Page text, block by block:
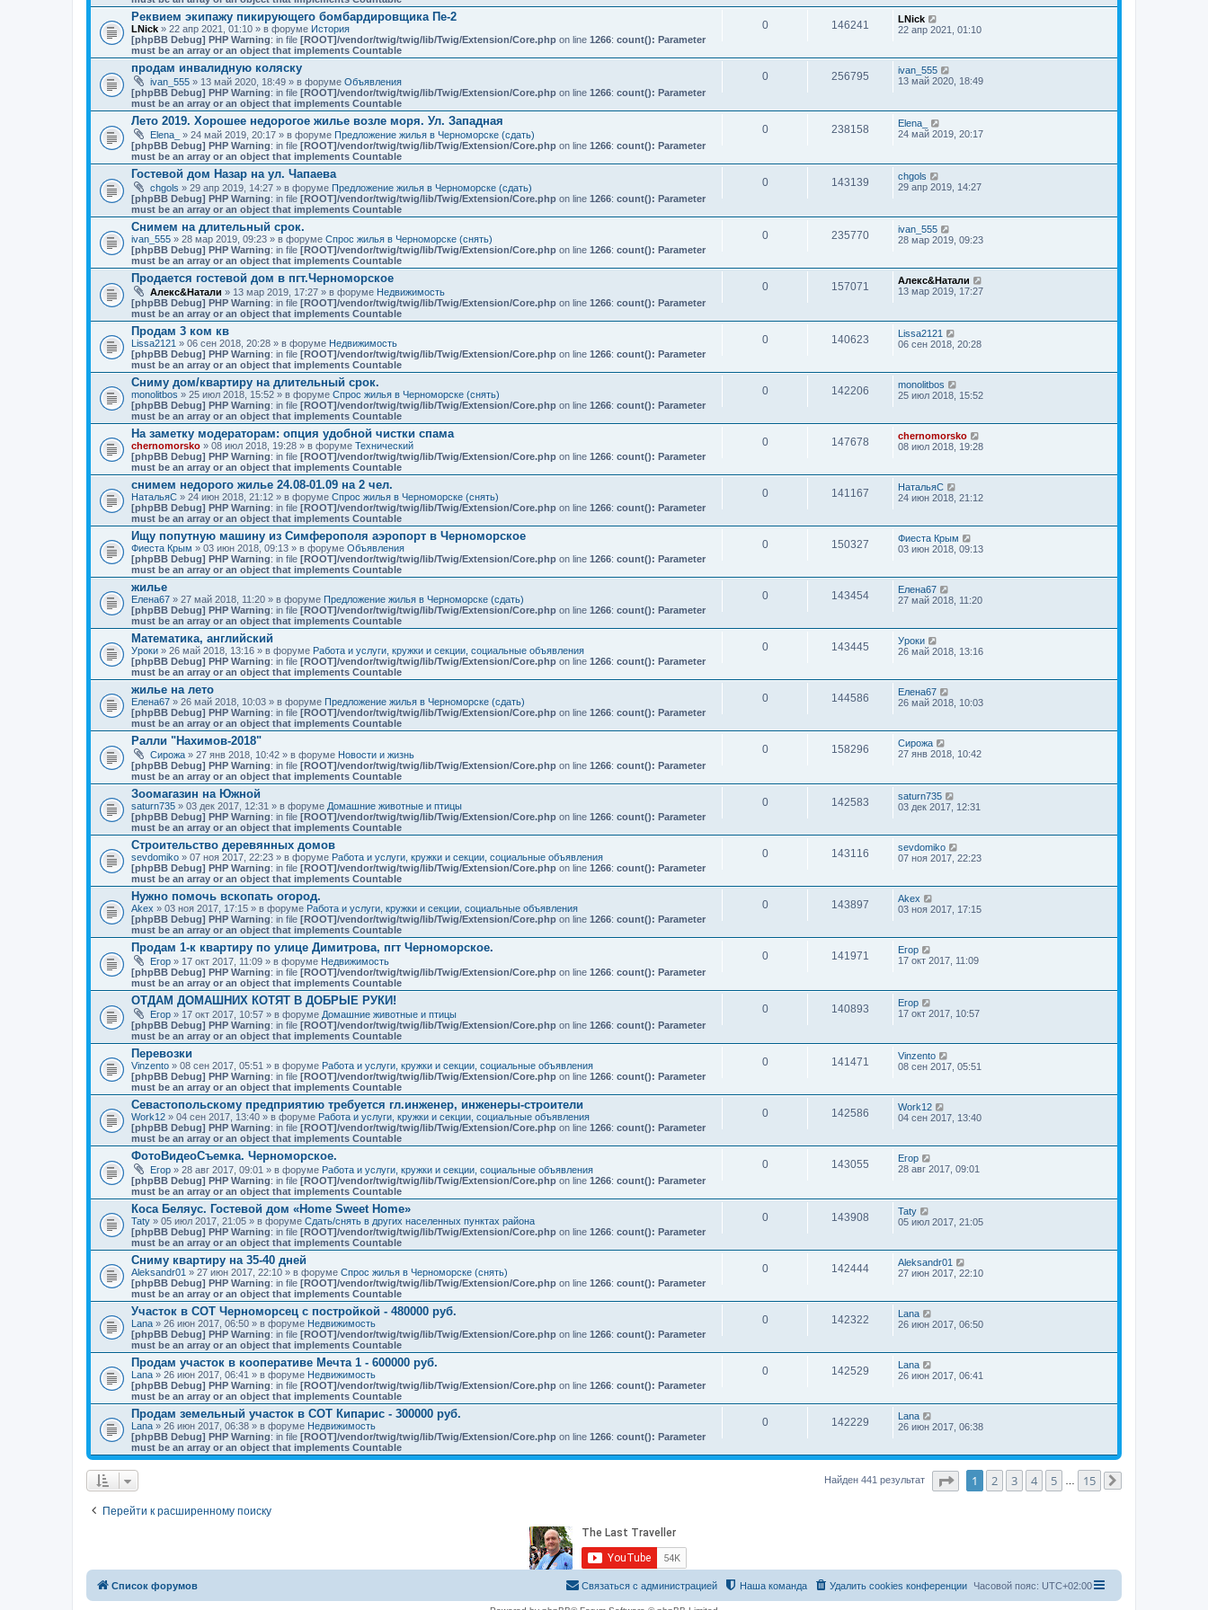
Реквием экипажу пикирующего бомбардировщика Пе-2
LNick » 22 апр 2021, 01:10 » в форуме История
[phpBB Debug] PHP Warning: in file [ROOT]/vendor/twig/twig/lib/Twig/Extension/Core.php on line 1266: count(): Parameter
must be an array or an object that implements Countable
0 146241
LNick
22 апр 2021, 01:10
продам инвалидную коляску
ivan_555 » 13 май 2020, 18:49 » в форуме Объявления
[phpBB Debug] PHP Warning: in file [ROOT]/vendor/twig/twig/lib/Twig/Extension/Core.php on line 1266: count(): Parameter
must be an array or an object that implements Countable
0 256795
ivan_555
13 май 2020, 18:49
Лето 2019. Хорошее недорогое жилье возле моря. Ул. Западная
Elena_ » 24 май 2019, 20:17 » в форуме Предложение жилья в Черноморске (сдать)
[phpBB Debug] PHP Warning: in file [ROOT]/vendor/twig/twig/lib/Twig/Extension/Core.php on line 1266: count(): Parameter
must be an array or an object that implements Countable
0 238158
Elena_
24 май 2019, 20:17
Гостевой дом Назар на ул. Чапаева
chgols » 29 апр 2019, 14:27 » в форуме Предложение жилья в Черноморске (сдать)
[phpBB Debug] PHP Warning: in file [ROOT]/vendor/twig/twig/lib/Twig/Extension/Core.php on line 1266: count(): Parameter
must be an array or an object that implements Countable
0 143139
chgols
29 апр 2019, 14:27
Снимем на длительный срок.
ivan_555 » 28 мар 2019, 09:23 » в форуме Спрос жилья в Черноморске (снять)
[phpBB Debug] PHP Warning: in file [ROOT]/vendor/twig/twig/lib/Twig/Extension/Core.php on line 1266: count(): Parameter
must be an array or an object that implements Countable
0 235770
ivan_555
28 мар 2019, 09:23
Продается гостевой дом в пгт.Черноморское
Алекс&Натали » 13 мар 2019, 17:27 » в форуме Недвижимость
[phpBB Debug] PHP Warning: in file [ROOT]/vendor/twig/twig/lib/Twig/Extension/Core.php on line 1266: count(): Parameter
must be an array or an object that implements Countable
0 157071
Алекс&Натали
13 мар 2019, 17:27
Продам 3 ком кв
Lissa2121 » 06 сен 2018, 20:28 » в форуме Недвижимость
[phpBB Debug] PHP Warning: in file [ROOT]/vendor/twig/twig/lib/Twig/Extension/Core.php on line 1266: count(): Parameter
must be an array or an object that implements Countable
0 140623
Lissa2121
06 сен 2018, 20:28
Сниму дом/квартиру на длительный срок.
monolitbos » 25 июл 2018, 15:52 » в форуме Спрос жилья в Черноморске (снять)
[phpBB Debug] PHP Warning: in file [ROOT]/vendor/twig/twig/lib/Twig/Extension/Core.php on line 1266: count(): Parameter
must be an array or an object that implements Countable
0 142206
monolitbos
25 июл 2018, 15:52
На заметку модераторам: опция удобной чистки спама
chernomorsko » 08 июл 2018, 19:28 » в форуме Технический
[phpBB Debug] PHP Warning: in file [ROOT]/vendor/twig/twig/lib/Twig/Extension/Core.php on line 1266: count(): Parameter
must be an array or an object that implements Countable
0 147678
chernomorsko
08 июл 2018, 19:28
снимем недорого жилье 24.08-01.09 на 2 чел.
НатальяС » 24 июн 2018, 21:12 » в форуме Спрос жилья в Черноморске (снять)
[phpBB Debug] PHP Warning: in file [ROOT]/vendor/twig/twig/lib/Twig/Extension/Core.php on line 1266: count(): Parameter
must be an array or an object that implements Countable
0 141167
НатальяС
24 июн 2018, 21:12
Ищу попутную машину из Симферополя аэропорт в Черноморское
Фиеста Крым » 03 июн 2018, 09:13 » в форуме Объявления
[phpBB Debug] PHP Warning: in file [ROOT]/vendor/twig/twig/lib/Twig/Extension/Core.php on line 1266: count(): Parameter
must be an array or an object that implements Countable
0 150327
Фиеста Крым
03 июн 2018, 09:13
жилье
Елена67 » 27 май 2018, 11:20 » в форуме Предложение жилья в Черноморске (сдать)
[phpBB Debug] PHP Warning: in file [ROOT]/vendor/twig/twig/lib/Twig/Extension/Core.php on line 1266: count(): Parameter
must be an array or an object that implements Countable
0 143454
Елена67
27 май 2018, 11:20
Математика, английский
Уроки » 26 май 2018, 13:16 » в форуме Работа и услуги, кружки и секции, социальные объявления
[phpBB Debug] PHP Warning: in file [ROOT]/vendor/twig/twig/lib/Twig/Extension/Core.php on line 1266: count(): Parameter
must be an array or an object that implements Countable
0 143445
Уроки
26 май 2018, 13:16
жилье на лето
Елена67 » 26 май 2018, 10:03 » в форуме Предложение жилья в Черноморске (сдать)
[phpBB Debug] PHP Warning: in file [ROOT]/vendor/twig/twig/lib/Twig/Extension/Core.php on line 1266: count(): Parameter
must be an array or an object that implements Countable
0 144586
Елена67
26 май 2018, 10:03
Ралли "Нахимов-2018"
Сирожа » 27 янв 2018, 10:42 » в форуме Новости и жизнь
[phpBB Debug] PHP Warning: in file [ROOT]/vendor/twig/twig/lib/Twig/Extension/Core.php on line 1266: count(): Parameter
must be an array or an object that implements Countable
0 158296
Сирожа
27 янв 2018, 10:42
Зоомагазин на Южной
saturn735 » 03 дек 2017, 12:31 » в форуме Домашние животные и птицы
[phpBB Debug] PHP Warning: in file [ROOT]/vendor/twig/twig/lib/Twig/Extension/Core.php on line 1266: count(): Parameter
must be an array or an object that implements Countable
0 142583
saturn735
03 дек 2017, 12:31
Строительство деревянных домов
sevdomiko » 07 ноя 2017, 22:23 » в форуме Работа и услуги, кружки и секции, социальные объявления
[phpBB Debug] PHP Warning: in file [ROOT]/vendor/twig/twig/lib/Twig/Extension/Core.php on line 1266: count(): Parameter
must be an array or an object that implements Countable
0 143116
sevdomiko
07 ноя 2017, 22:23
Нужно помочь вскопать огород.
Akex » 03 ноя 2017, 17:15 » в форуме Работа и услуги, кружки и секции, социальные объявления
[phpBB Debug] PHP Warning: in file [ROOT]/vendor/twig/twig/lib/Twig/Extension/Core.php on line 1266: count(): Parameter
must be an array or an object that implements Countable
0 143897
Akex
03 ноя 2017, 17:15
Продам 1-к квартиру по улице Димитрова, пгт Черноморское.
Егор » 17 окт 2017, 11:09 » в форуме Недвижимость
[phpBB Debug] PHP Warning: in file [ROOT]/vendor/twig/twig/lib/Twig/Extension/Core.php on line 1266: count(): Parameter
must be an array or an object that implements Countable
0 141971
Егор
17 окт 2017, 11:09
ОТДАМ ДОМАШНИХ КОТЯТ В ДОБРЫЕ РУКИ!
Егор » 17 окт 2017, 10:57 » в форуме Домашние животные и птицы
[phpBB Debug] PHP Warning: in file [ROOT]/vendor/twig/twig/lib/Twig/Extension/Core.php on line 1266: count(): Parameter
must be an array or an object that implements Countable
0 140893
Егор
17 окт 2017, 10:57
Перевозки
Vinzento » 08 сен 2017, 05:51 » в форуме Работа и услуги, кружки и секции, социальные объявления
[phpBB Debug] PHP Warning: in file [ROOT]/vendor/twig/twig/lib/Twig/Extension/Core.php on line 1266: count(): Parameter
must be an array or an object that implements Countable
0 141471
Vinzento
08 сен 2017, 05:51
Севастопольскому предприятию требуется гл.инженер, инженеры-строители
Work12 » 04 сен 2017, 13:40 » в форуме Работа и услуги, кружки и секции, социальные объявления
[phpBB Debug] PHP Warning: in file [ROOT]/vendor/twig/twig/lib/Twig/Extension/Core.php on line 1266: count(): Parameter
must be an array or an object that implements Countable
0 142586
Work12
04 сен 2017, 13:40
ФотоВидеоСъемка. Черноморское.
Егор » 28 авг 2017, 09:01 » в форуме Работа и услуги, кружки и секции, социальные объявления
[phpBB Debug] PHP Warning: in file [ROOT]/vendor/twig/twig/lib/Twig/Extension/Core.php on line 1266: count(): Parameter
must be an array or an object that implements Countable
0 143055
Егор
28 авг 2017, 09:01
Коса Беляус. Гостевой дом «Home Sweet Home»
Taty » 05 июл 2017, 21:05 » в форуме Сдать/снять в других населенных пунктах района
[phpBB Debug] PHP Warning: in file [ROOT]/vendor/twig/twig/lib/Twig/Extension/Core.php on line 1266: count(): Parameter
must be an array or an object that implements Countable
0 143908
Taty
05 июл 2017, 21:05
Сниму квартиру на 35-40 дней
Aleksandr01 » 27 июн 2017, 22:10 » в форуме Спрос жилья в Черноморске (снять)
[phpBB Debug] PHP Warning: in file [ROOT]/vendor/twig/twig/lib/Twig/Extension/Core.php on line 1266: count(): Parameter
must be an array or an object that implements Countable
0 142444
Aleksandr01
27 июн 2017, 22:10
Участок в СОТ Черноморсец с постройкой - 480000 руб.
Lana » 26 июн 2017, 06:50 » в форуме Недвижимость
[phpBB Debug] PHP Warning: in file [ROOT]/vendor/twig/twig/lib/Twig/Extension/Core.php on line 1266: count(): Parameter
must be an array or an object that implements Countable
0 142322
Lana
26 июн 2017, 06:50
Продам участок в кооперативе Мечта 1 - 600000 руб.
Lana » 26 июн 2017, 06:41 » в форуме Недвижимость
[phpBB Debug] PHP Warning: in file [ROOT]/vendor/twig/twig/lib/Twig/Extension/Core.php on line 1266: count(): Parameter
must be an array or an object that implements Countable
0 142529
Lana
26 июн 2017, 06:41
Продам земельный участок в СОТ Кипарис - 300000 руб.
Lana » 26 июн 2017, 06:38 » в форуме Недвижимость
[phpBB Debug] PHP Warning: in file [ROOT]/vendor/twig/twig/lib/Twig/Extension/Core.php on line 1266: count(): Parameter
must be an array or an object that implements Countable
0 142229
Lana
26 июн 2017, 06:38
Найден 441 результат Страница 1 из15
1 2 3 4 5 15
Перейти к расширенному поиску
Список форумов Часовой пояс: UTC+02:00
Удалить cookies конференции
Наша команда
Связаться с администрацией